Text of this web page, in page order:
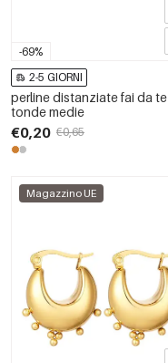
-69%
2-5 GIORNI
perline distanziate fai da te
tonde medie
€0,20 €0,65
Magazzino UE